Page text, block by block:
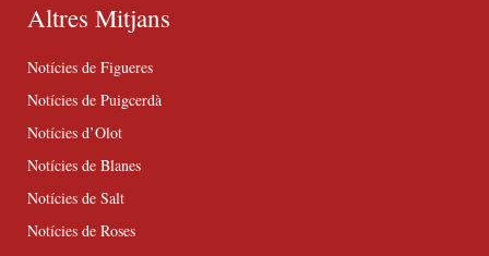
Altres Mitjans
Notícies de Figueres
Notícies de Puigcerdà
Notícies d’Olot
Notícies de Blanes
Notícies de Salt
Notícies de Roses